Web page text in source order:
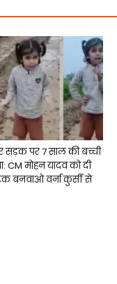
सड़क पर 7 साल की बच्ची
CM मोहन यादव को दी
बनवाओ वर्ना कुर्सी से